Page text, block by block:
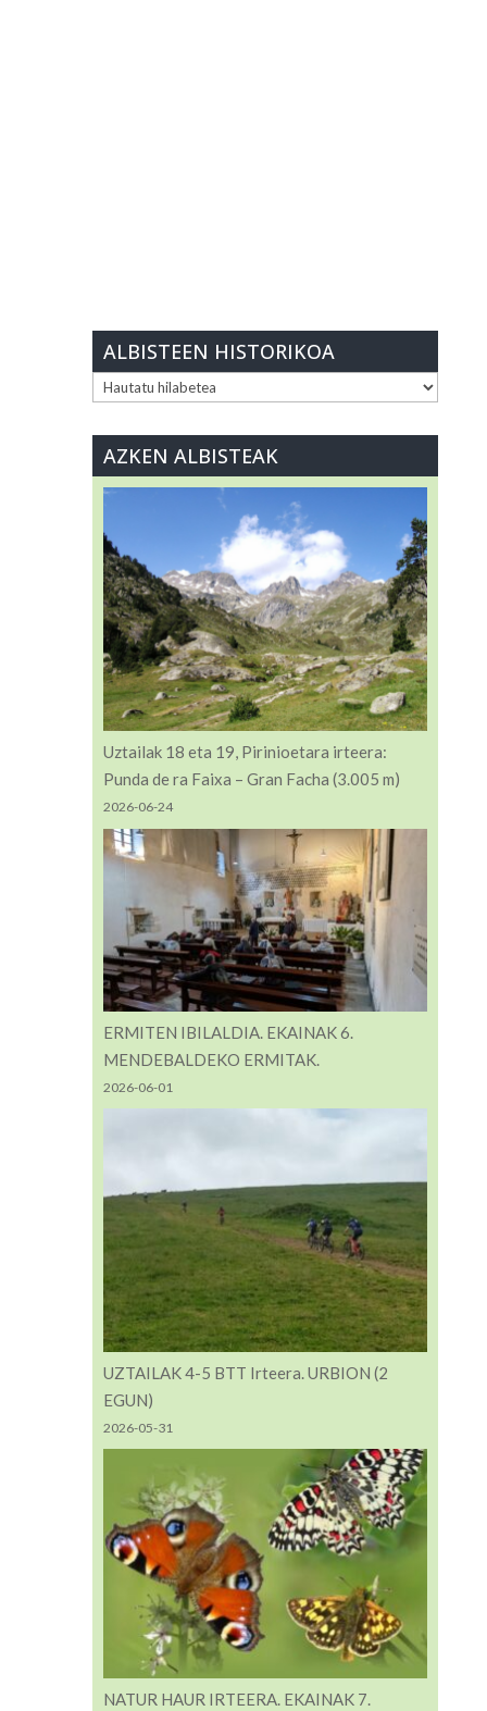
ALBISTEEN HISTORIKOA
ALBISTEEN
AZKEN ALBISTEAK
Uztailak 18 eta 19, Pirinioetara irteera:
Punda de ra Faixa – Gran Facha (3.005 m)
2026-06-24
ERMITEN IBILALDIA. EKAINAK 6.
MENDEBALDEKO ERMITAK.
2026-06-01
UZTAILAK 4-5 BTT Irteera. URBION (2
EGUN)
2026-05-31
NATUR HAUR IRTEERA. EKAINAK 7.